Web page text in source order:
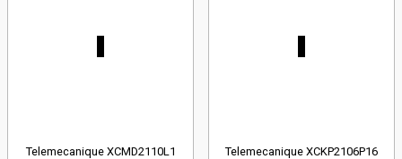
Telemecanique XCMD2110L1
Telemecanique XCKP2106P16